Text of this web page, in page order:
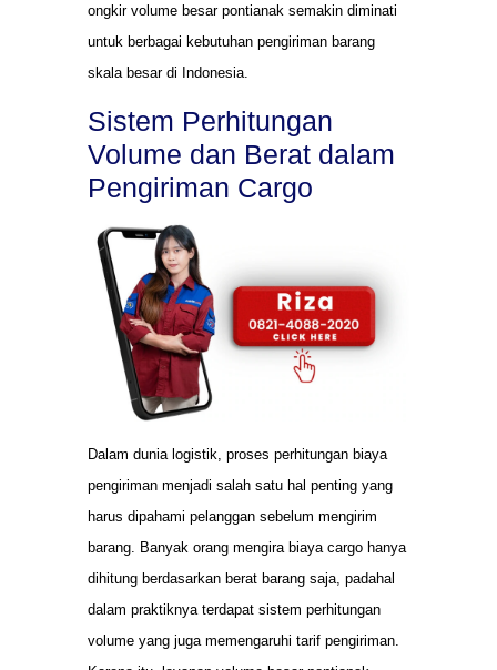
ongkir volume besar pontianak semakin diminati
untuk berbagai kebutuhan pengiriman barang
skala besar di Indonesia.
Sistem Perhitungan
Volume dan Berat dalam
Pengiriman Cargo
Dalam dunia logistik, proses perhitungan biaya
pengiriman menjadi salah satu hal penting yang
harus dipahami pelanggan sebelum mengirim
barang. Banyak orang mengira biaya cargo hanya
dihitung berdasarkan berat barang saja, padahal
dalam praktiknya terdapat sistem perhitungan
volume yang juga memengaruhi tarif pengiriman.